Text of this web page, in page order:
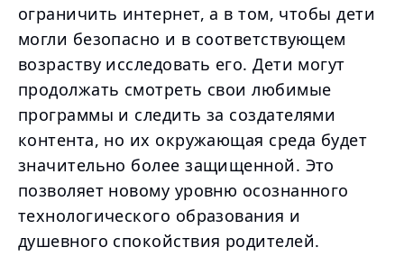
ограничить интернет, а в том, чтобы дети
могли безопасно и в соответствующем
возраству исследовать его. Дети могут
продолжать смотреть свои любимые
программы и следить за создателями
контента, но их окружающая среда будет
значительно более защищенной. Это
позволяет новому уровню осознанного
технологического образования и
душевного спокойствия родителей.